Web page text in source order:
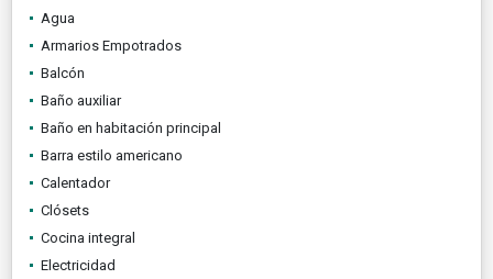
Agua
Armarios Empotrados
Balcón
Baño auxiliar
Baño en habitación principal
Barra estilo americano
Calentador
Clósets
Cocina integral
Electricidad